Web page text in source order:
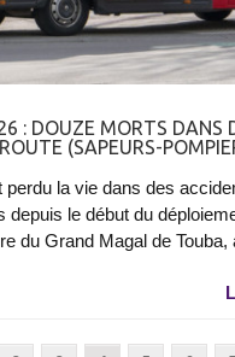
: DOUZE MORTS DANS
(SAPEURS-
perdu la vie dans des
depuis le début du
du Grand Magal de Touba,